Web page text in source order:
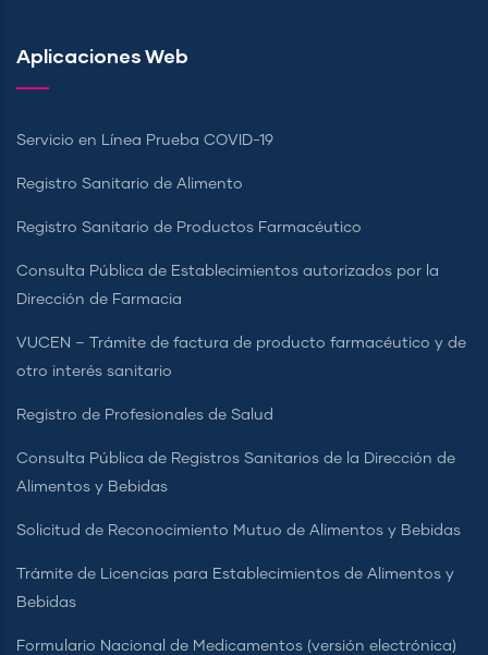
Aplicaciones Web
Servicio en Línea Prueba COVID-19
Registro Sanitario de Alimento
Registro Sanitario de Productos Farmacéutico
Consulta Pública de Establecimientos autorizados por la
Dirección de Farmacia
VUCEN – Trámite de factura de producto farmacéutico y de
otro interés sanitario
Registro de Profesionales de Salud
Consulta Pública de Registros Sanitarios de la Dirección de
Alimentos y Bebidas
Solicitud de Reconocimiento Mutuo de Alimentos y Bebidas
Trámite de Licencias para Establecimientos de Alimentos y
Bebidas
Formulario Nacional de Medicamentos (versión electrónica)